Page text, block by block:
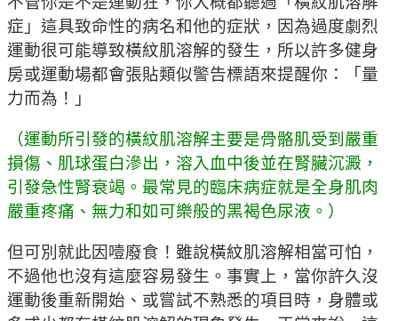
症」這具致命性的病名和他的症狀，因為過度劇烈
運動很可能導致橫紋肌溶解的發生，所以許多健身
房或運動場都會張貼類似警告標語來提醒你：「量
力而為！」
（運動所引發的橫紋肌溶解主要是骨骼肌受到嚴重
損傷、肌球蛋白滲出，溶入血中後並在腎臟沉澱，
引發急性腎衰竭。最常見的臨床病症就是全身肌肉
嚴重疼痛、無力和如可樂般的黑褐色尿液。）
但可別就此因噎廢食！雖說橫紋肌溶解相當可怕，
不過他也沒有這麼容易發生。事實上，當你許久沒
運動後重新開始、或嘗試不熟悉的項目時，身體或